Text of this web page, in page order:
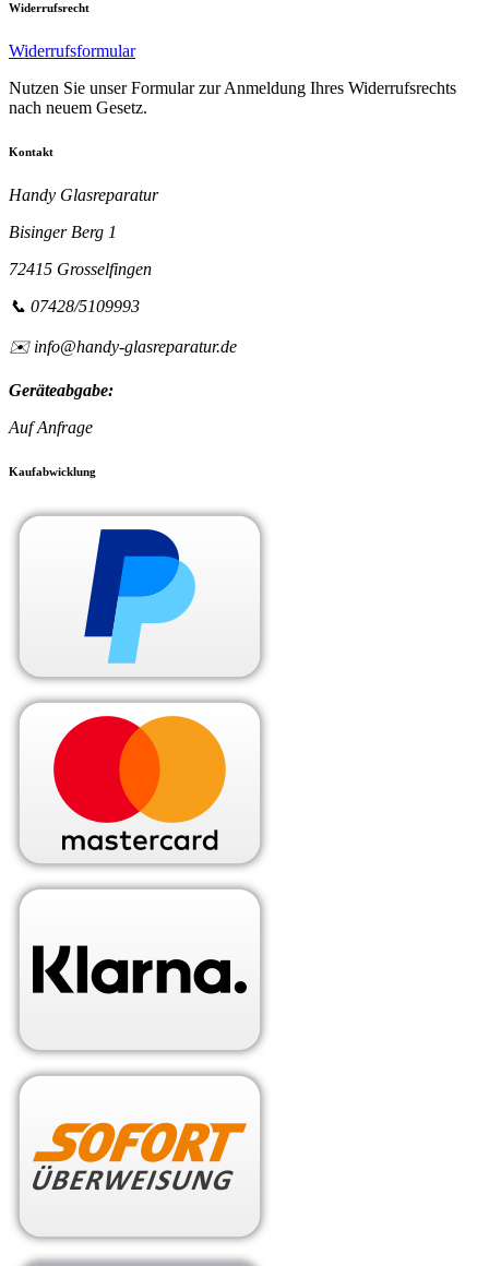
Widerrufsrecht
Widerrufsformular
Nutzen Sie unser Formular zur Anmeldung Ihres Widerrufsrechts
nach neuem Gesetz.
Kontakt
Handy Glasreparatur
Bisinger Berg 1
72415 Grosselfingen
📞 07428/5109993
✉️ info@handy-glasreparatur.de
Geräteabgabe:
Auf Anfrage
Kaufabwicklung